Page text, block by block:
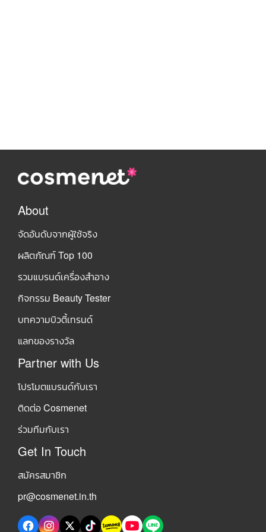
About
จัดอันดับจากผู้ใช้จริง
ผลิตภัณฑ์ Top 100
รวมแบรนด์เครื่องสำอาง
กิจกรรม Beauty Tester
บทความบิวตี้เทรนด์
แลกของรางวัล
Partner with Us
โปรโมตแบรนด์กับเรา
ติดต่อ Cosmenet
ร่วมทีมกับเรา
Get In Touch
สมัครสมาชิก
pr@cosmenet.in.th